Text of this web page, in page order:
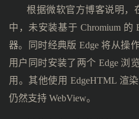
根据微软官方博客说明，
中，未安装基于 Chromium 的
器。同时经典版 Edge 将从操
用户同时安装了两个 Edge 浏
用。其他使用 EdgeHTML 渲
仍然支持 WebView。